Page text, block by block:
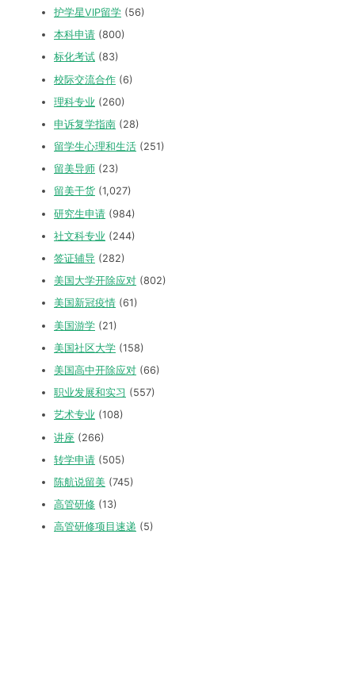
护学星VIP留学 (56)
本科申请 (800)
标化考试 (83)
校际交流合作 (6)
理科专业 (260)
申诉复学指南 (28)
留学生心理和生活 (251)
留美导师 (23)
留美干货 (1,027)
研究生申请 (984)
社文科专业 (244)
签证辅导 (282)
美国大学开除应对 (802)
美国新冠疫情 (61)
美国游学 (21)
美国社区大学 (158)
美国高中开除应对 (66)
职业发展和实习 (557)
艺术专业 (108)
讲座 (266)
转学申请 (505)
陈航说留美 (745)
高管研修 (13)
高管研修项目速递 (5)